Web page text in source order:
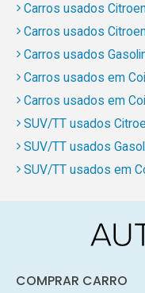
Carros usados
Carros usados
Carros usados
Carros usados em
Carros usados em
SUV/TT usados
SUV/TT usados
SUV/TT usados em
COMPRAR CARRO